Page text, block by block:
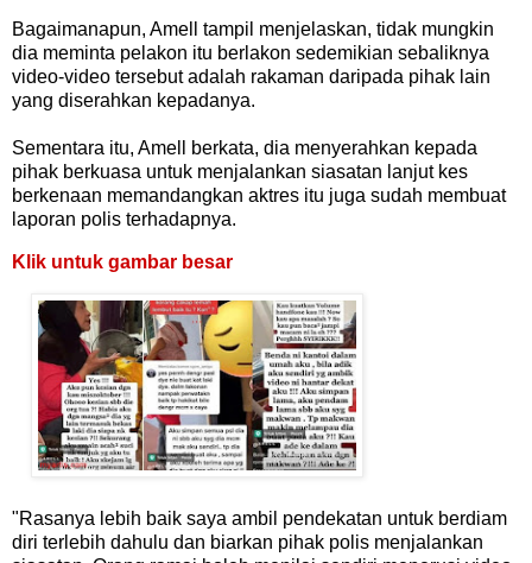
Bagaimanapun, Amell tampil menjelaskan, tidak mungkin
dia meminta pelakon itu berlakon sedemikian sebaliknya
video-video tersebut adalah rakaman daripada pihak lain
yang diserahkan kepadanya.
Sementara itu, Amell berkata, dia menyerahkan kepada
pihak berkuasa untuk menjalankan siasatan lanjut kes
berkenaan memandangkan aktres itu juga sudah membuat
laporan polis terhadapnya.
Klik untuk gambar besar
"Rasanya lebih baik saya ambil pendekatan untuk berdiam
diri terlebih dahulu dan biarkan pihak polis menjalankan